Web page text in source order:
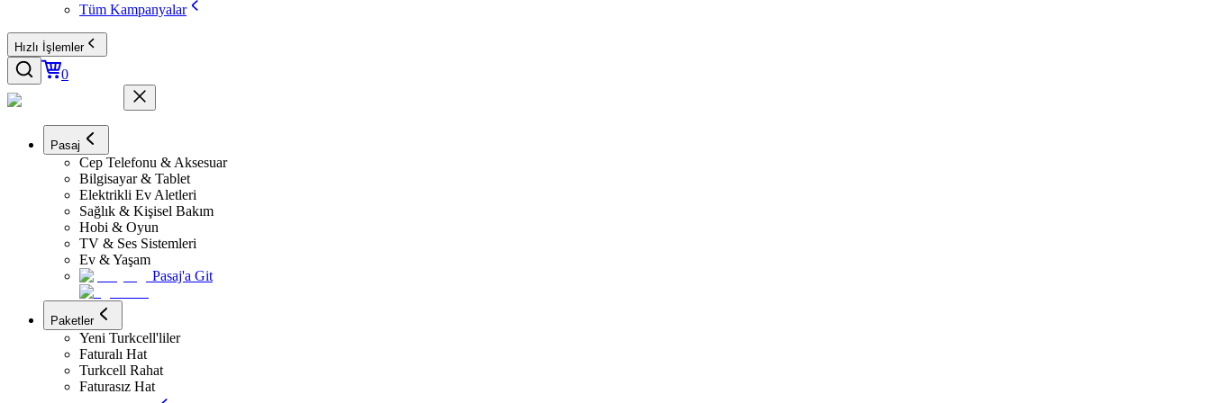
Tüm Kampanyalar
Hızlı İşlemler
0
Pasaj
Cep Telefonu & Aksesuar
Bilgisayar & Tablet
Elektrikli Ev Aletleri
Sağlık & Kişisel Bakım
Hobi & Oyun
TV & Ses Sistemleri
Ev & Yaşam
Pasaj'a Git
Paketler
Yeni Turkcell'liler
Faturalı Hat
Turkcell Rahat
Faturasız Hat